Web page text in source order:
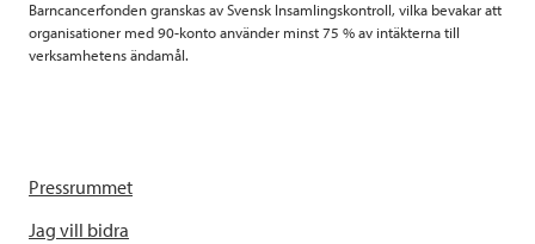
Barncancerfonden granskas av Svensk Insamlingskontroll, vilka bevakar att
organisationer med 90-konto använder minst 75 % av intäkterna till
verksamhetens ändamål.
Pressrummet
Jag vill bidra